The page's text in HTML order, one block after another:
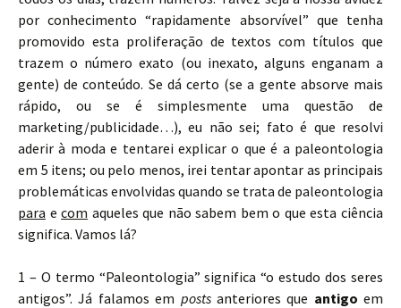
por conhecimento “rapidamente absorvível” que tenha
promovido esta proliferação de textos com títulos que
trazem o número exato (ou inexato, alguns enganam a
gente) de conteúdo. Se dá certo (se a gente absorve mais
rápido, ou se é simplesmente uma questão de
marketing/publicidade…), eu não sei; fato é que resolvi
aderir à moda e tentarei explicar o que é a paleontologia
em 5 itens; ou pelo menos, irei tentar apontar as principais
problemáticas envolvidas quando se trata de paleontologia
para ecom aqueles que não sabem bem o que esta ciência
significa. Vamos lá?
1 – O termo “Paleontologia” significa “o estudo dos seres
antigos”. Já falamos em postsanteriores que antigo em